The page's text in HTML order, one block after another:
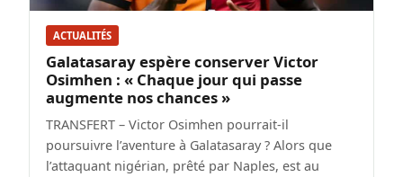
ACTUALITÉS
Galatasaray espère conserver Victor
Osimhen : « Chaque jour qui passe
augmente nos chances »
TRANSFERT – Victor Osimhen pourrait-il
poursuivre l’aventure à Galatasaray ? Alors que
l’attaquant nigérian, prêté par Naples, est au